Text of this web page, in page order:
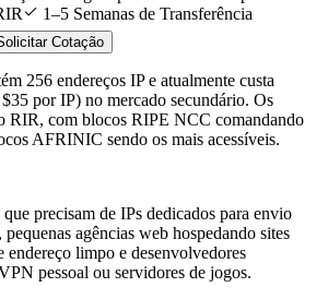
1–5 Semanas de Transferência
Cotação
256 endereços IP e atualmente custa
por IP) no mercado secundário. Os
RIR, com blocos RIPE NCC comandando
AFRINIC sendo os mais acessíveis.
precisam de IPs dedicados para envio
agências web hospedando sites
endereço limpo e desenvolvedores
pessoal ou servidores de jogos.